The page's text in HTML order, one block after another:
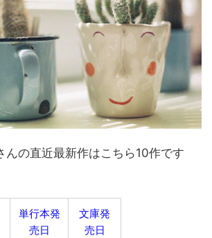
んの直近最新作はこちら10作です
単行本発
売日
文庫発
売日